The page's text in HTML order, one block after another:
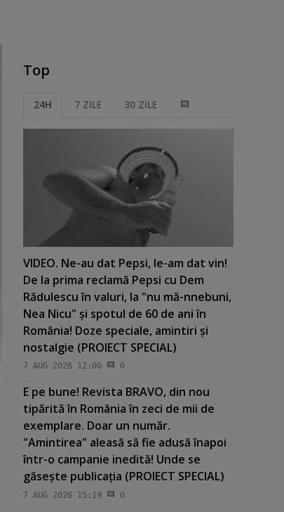
Top
24H 7 ZILE 30 ZILE
VIDEO. Ne-au dat Pepsi, le-am dat vin!
De la prima reclamă Pepsi cu Dem
Rădulescu în valuri, la "nu mă-nnebuni,
Nea Nicu" şi spotul de 60 de ani în
România! Doze speciale, amintiri şi
nostalgie (PROIECT SPECIAL)
7 AUG 2026 12:06 0
E pe bune! Revista BRAVO, din nou
tipărită în România în zeci de mii de
exemplare. Doar un număr.
"Amintirea" aleasă să fie adusă înapoi
într-o campanie inedită! Unde se
găseşte publicaţia (PROIECT SPECIAL)
7 AUG 2026 15:19 0